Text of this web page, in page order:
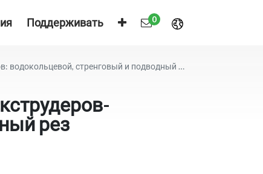
Поддерживать 0
стренговый и подводный рез
рез